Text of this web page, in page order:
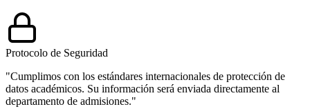
Protocolo de Seguridad
"Cumplimos con los estándares internacionales de protección de
datos académicos. Su información será enviada directamente al
departamento de admisiones."